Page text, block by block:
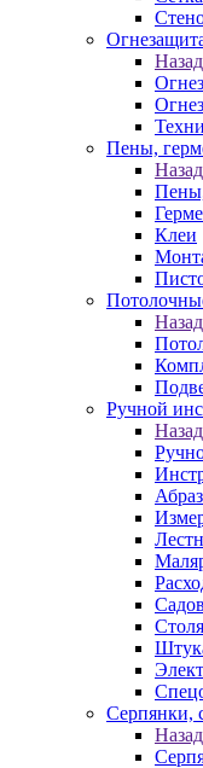
Назад
Пены,
Назад
Клеи
Назад
Ручной
Назад
Серпянки,
Назад